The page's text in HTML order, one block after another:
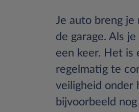
Je auto breng je
de garage. Als
een keer. Het is
regelmatig te
veiligheid onder
bijvoorbeeld